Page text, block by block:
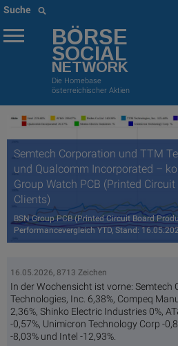
Suche
BÖRSE
SOCIAL
NETWORK
Die Homebase
österreichischer Aktien
Semtech Corporation und TTM
und Qualcomm Incorporated –
Group Watch PCB (Printed
Clients)
BSN Group PCB (Printed Circuit Board
Performancevergleich YTD, Stand:
16.05.2026, 8713 Zeichen
In der Wochensicht ist vorne: Semtech
Technologies, Inc. 6,38%, Compeq
2,36%, Shinko Electric Industries 0%,
-0,57%, Unimicron Technology Corp -
-8,03% und Intel -12,93%.